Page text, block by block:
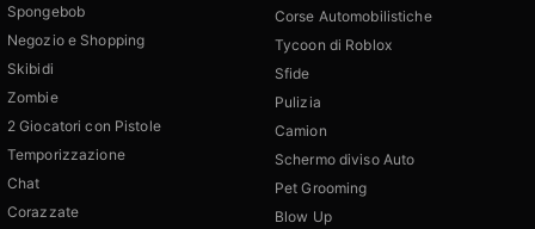
Spongebob
Negozio e Shopping
Skibidi
Zombie
2 Giocatori con Pistole
Temporizzazione
Chat
Corazzate
Corse Automobilistiche
Tycoon di Roblox
Sfide
Pulizia
Camion
Schermo diviso Auto
Pet Grooming
Blow Up